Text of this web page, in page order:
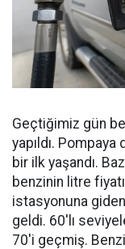
Geçtiğimiz gün
yapıldı. Pompaya
bir ilk yaşandı.
benzinin litre
istasyonuna
geldi. 60'lı
70'i geçmiş.